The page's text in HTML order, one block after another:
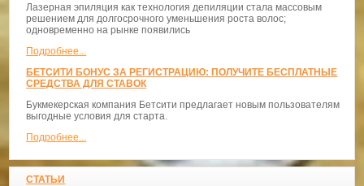
Лазерная эпиляция как технология депиляции стала массовым
решением для долгосрочного уменьшения роста волос;
одновременно на рынке появились
Подробнее...
БЕТСИТИ БОНУС ЗА РЕГИСТРАЦИЮ: ПОЛУЧИТЕ БЕСПЛАТНЫЕ
СРЕДСТВА ДЛЯ СТАВОК
Букмекерская компания Бетсити предлагает новым пользователям
выгодные условия для старта.
Подробнее...
СТАТЬИ